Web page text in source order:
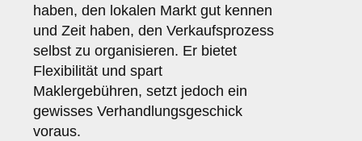
haben, den lokalen Markt gut kennen
und Zeit haben, den Verkaufsprozess
selbst zu organisieren. Er bietet
Flexibilität und spart
Maklergebühren, setzt jedoch ein
gewisses Verhandlungsgeschick
voraus.